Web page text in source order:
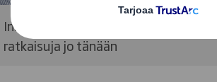
Innovatiiviset pakkaussuunnittelijat
ratkaisuja jo tänään